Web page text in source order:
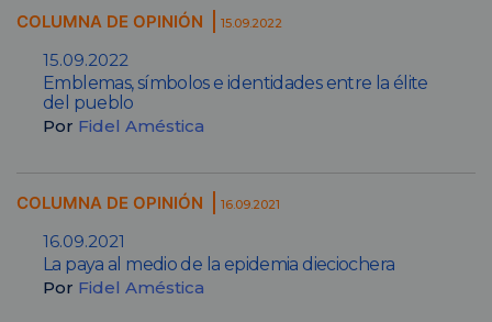
COLUMNA DE OPINIÓN 15.09.2022
15.09.2022
Emblemas, símbolos e identidades entre la élite
del pueblo
Por Fidel Améstica
COLUMNA DE OPINIÓN 16.09.2021
16.09.2021
La paya al medio de la epidemia dieciochera
Por Fidel Améstica